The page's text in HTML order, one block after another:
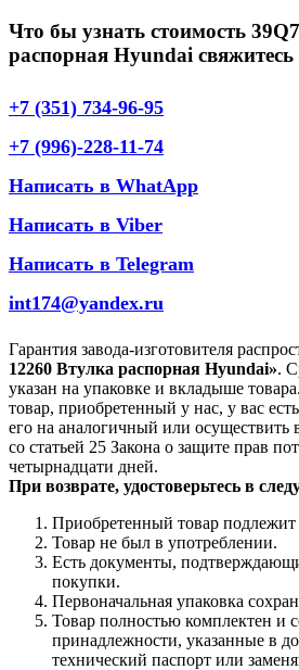
Что бы узнать стоимость
распорная Hyundai
+7 (351) 734-96-95
+7 (996)-228-11-74
Написать в WhatApp
Написать в Viber
Написать в Telegram
int174@yandex.ru
Гарантия завода-изготовителя
12260 Втулка распорная Hyundai».
указан на упаковке и вкладыше
товар, приобретенный у нас, у вас
его на аналогичный или осуществить
со статьей 25 Закона о защите прав
четырнадцати дней.
При возврате, удостоверьтесь в
Приобретенный товар подлежит
Товар не был в употреблении.
Есть документы,
покупки.
Первоначальная упаковка
Товар полностью комплектен и
принадлежности, указанные в
технический паспорт или